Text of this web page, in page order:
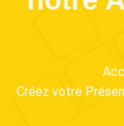
Créez votre